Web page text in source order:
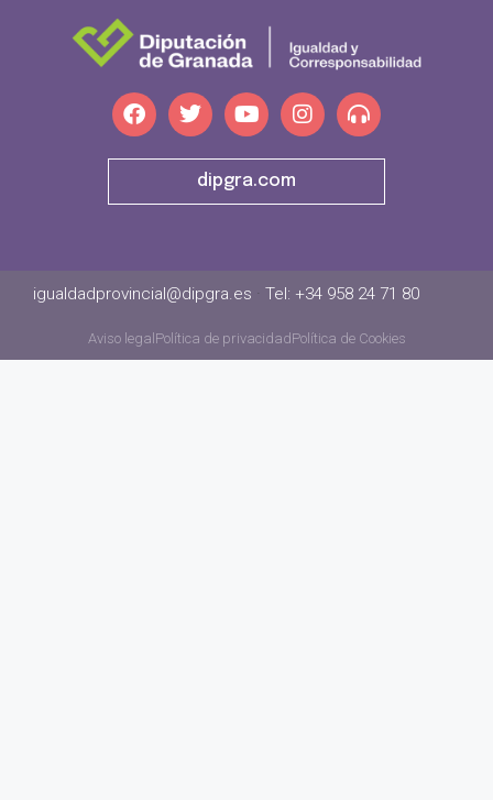
dipgra.com
igualdadprovincial@dipgra.es · Tel: +34 958 24 71 80
Aviso legalPolítica de privacidadPolítica de Cookies